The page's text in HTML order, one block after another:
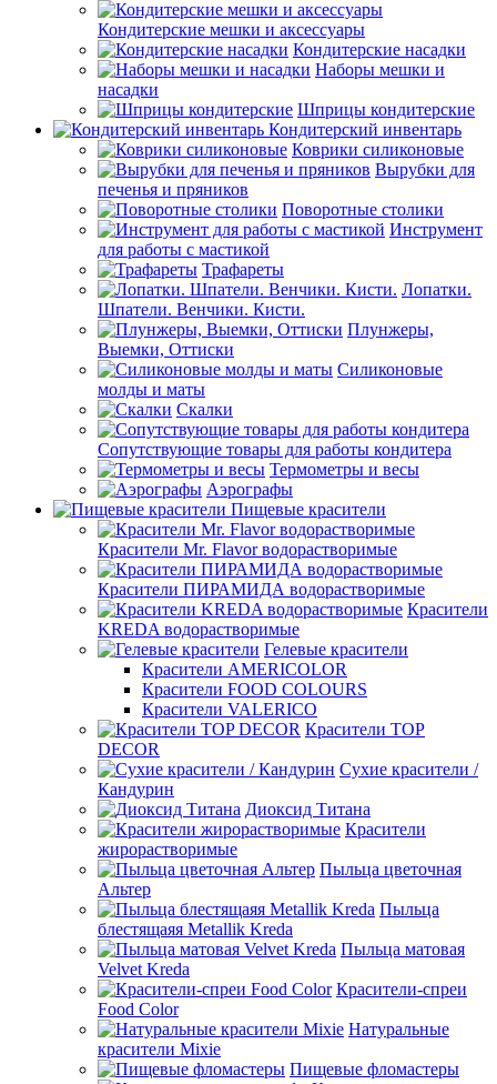
Кондитерские мешки и аксессуары
Кондитерские насадки
Наборы мешки и
насадки
Шприцы кондитерские
Кондитерский инвентарь
Коврики силиконовые
Вырубки для
печенья и пряников
Поворотные столики
Инструмент
для работы с мастикой
Трафареты
Лопатки.
Шпатели. Венчики. Кисти.
Плунжеры,
Выемки, Оттиски
Силиконовые
молды и маты
Скалки
Сопутствующие товары для работы кондитера
Термометры и весы
Аэрографы
Пищевые красители
Красители Mr. Flavor водорастворимые
Красители ПИРАМИДА водорастворимые
Красители
KREDA водорастворимые
Гелевые красители
Красители AMERICOLOR
Красители FOOD COLOURS
Красители VALERICO
Красители TOP
DECOR
Сухие красители /
Кандурин
Диоксид Титана
Красители
жирорастворимые
Пыльца цветочная
Альтер
Пыльца
блестящаяя Metallik Kreda
Пыльца матовая
Velvet Kreda
Красители-спреи
Food Color
Натуральные
красители Mixie
Пищевые фломастеры